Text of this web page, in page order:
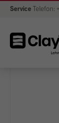
Service Telefon: